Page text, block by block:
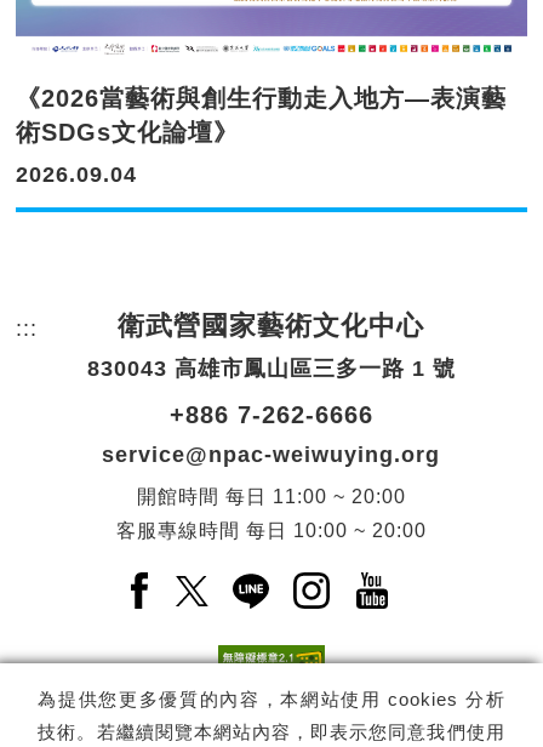
《2026當藝術與創生行動走入地方—表演藝
術SDGs文化論壇》
2026.09.04
為提供您更多優質的內容，本網站使用 cookies 分析
技術。若繼續閱覽本網站內容，即表示您同意我們使用
::: 頁尾網站資訊。
衛武營國家藝術文化中心
830043 高雄市鳳山區三多一路 1 號
+886 7-262-6666
service@npac-weiwuying.org
開館時間 每日
11:00 ~ 20:00
客服專線時間 每日 10:00 ~ 20:00
Facebook(另開新視窗)
X(另開新視窗)
LINE(另開新視窗)
Instagram(另開新視
YouTube(另開
訂閱